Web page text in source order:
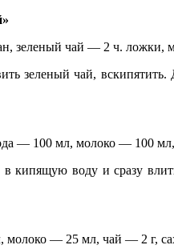
зеленый чай — 2 ч. ложки,
зеленый чай,
— 100 мл, молоко — 100
кипящую воду и сразу
молоко — 25 мл, чай — 2 г,